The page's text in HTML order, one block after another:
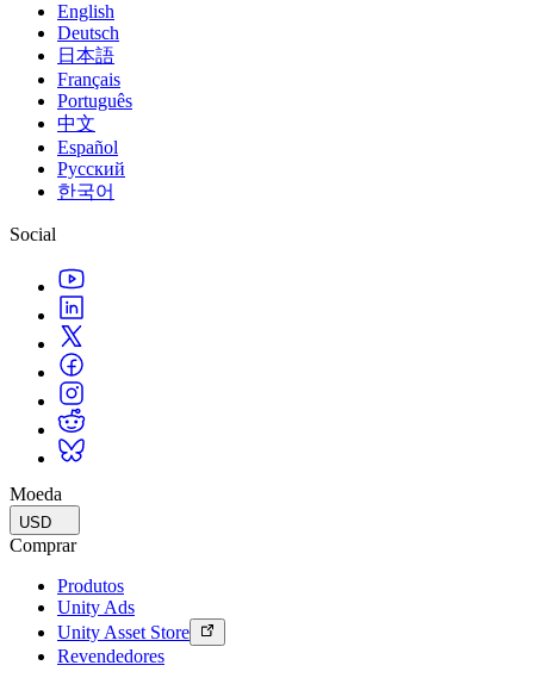
English
Deutsch
日本語
Français
Português
中文
Español
Русский
한국어
Social
Moeda
USD
Comprar
Produtos
Unity Ads
Unity Asset Store
Revendedores